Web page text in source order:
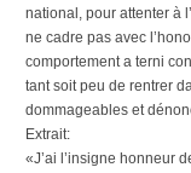
national, pour attenter à
ne cadre pas avec
comportement a terni
tant soit peu de rentrer
dommageables et
Extrait:
«J’ai l’insigne honneur